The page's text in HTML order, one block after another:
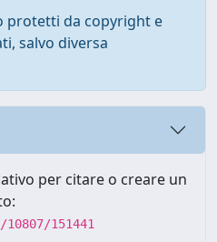
protetti da copyright e
salvo diversa
per citare o creare un
151441